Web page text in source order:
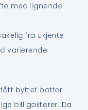
med lignende
fra ukjente
varierende
byttet batteri
billigaktører. Da